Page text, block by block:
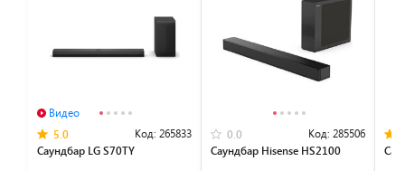
Видео
5.0
Код: 265833
Саундбар LG S70TY
0.0 Код: 285506
Саундбар Hisense HS2100